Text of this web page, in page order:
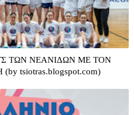
ΤΩΝ ΝΕΑΝΙΔΩΝ ΜΕ ΤΟΝ
tsiotras.blogspot.com)